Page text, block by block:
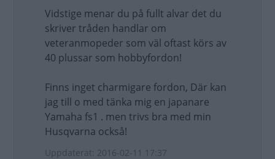
Vidstige menar du på fullt alvar det du
skriver tråden handlar om
veteranmopeder som väl oftast körs av
40 plussar som hobbyfordon!
Finns inget charmigare fordon, Där kan
jag till o med tänka mig en japanare
Yamaha fs1 . men trivs bra med min
Husqvarna också!
Uppdaterat: 2016-02-11 17:37